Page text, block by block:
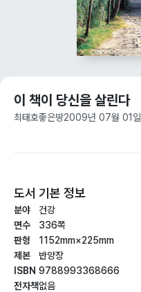
이 책이 당신을 살린다
최태호좋은땅2009년 07월 01일
도서 기본 정보
분야
면수
판형
제본
ISBN
전자책
건강
336쪽
1152mm×225mm
반양장
9788993368666
없음